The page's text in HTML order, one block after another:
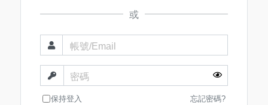
或
帳號/Email
密碼
保持登入 忘記密碼?